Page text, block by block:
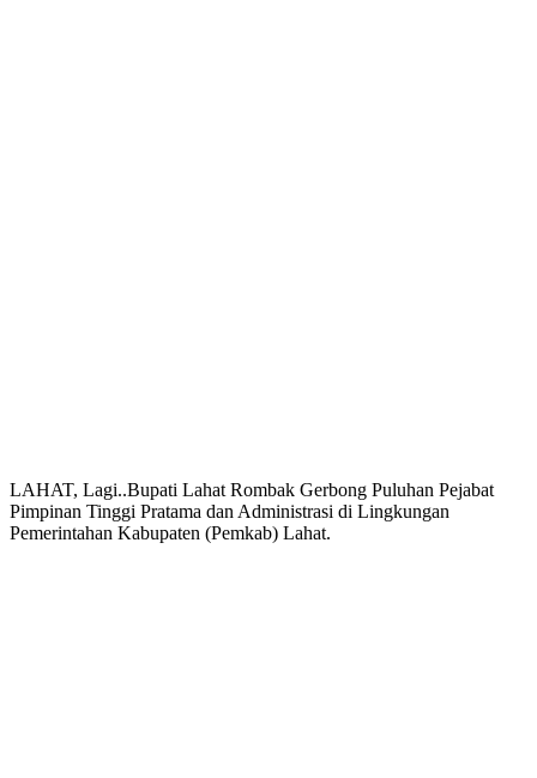
LAHAT, Lagi..Bupati Lahat Rombak Gerbong Puluhan Pejabat
Pimpinan Tinggi Pratama dan Administrasi di Lingkungan
Pemerintahan Kabupaten (Pemkab) Lahat.